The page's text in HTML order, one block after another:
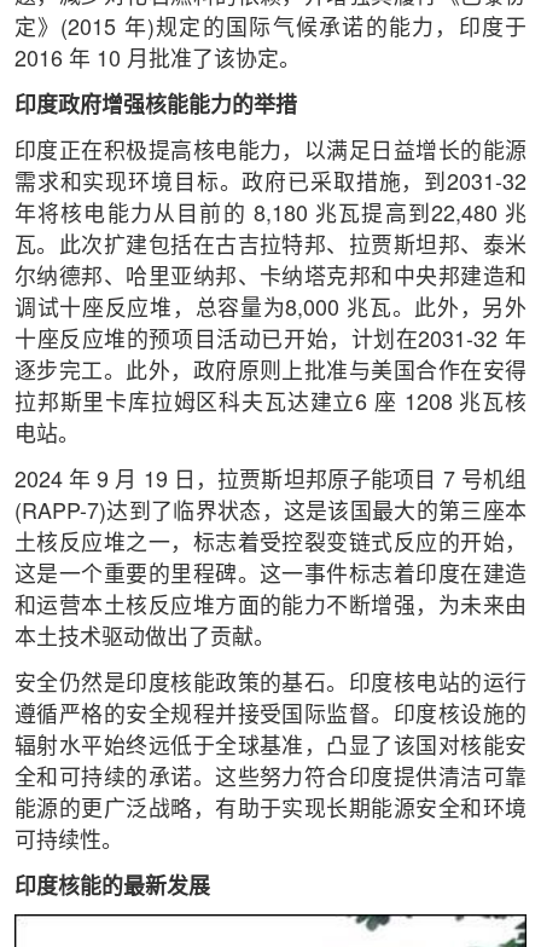
定》(2015 年)规定的国际气候承诺的能力，印度于
2016 年 10 月批准了该协定。
印度政府增强核能能力的举措
印度正在积极提高核电能力，以满足日益增长的能源
需求和实现环境目标。政府已采取措施，到2031-32
年将核电能力从目前的 8,180 兆瓦提高到22,480 兆
瓦。此次扩建包括在古吉拉特邦、拉贾斯坦邦、泰米
尔纳德邦、哈里亚纳邦、卡纳塔克邦和中央邦建造和
调试十座反应堆，总容量为8,000 兆瓦。此外，另外
十座反应堆的预项目活动已开始，计划在2031-32 年
逐步完工。此外，政府原则上批准与美国合作在安得
拉邦斯里卡库拉姆区科夫瓦达建立6 座 1208 兆瓦核
电站。
2024 年 9 月 19 日，拉贾斯坦邦原子能项目 7 号机组
(RAPP-7)达到了临界状态，这是该国最大的第三座本
土核反应堆之一，标志着受控裂变链式反应的开始，
这是一个重要的里程碑。这一事件标志着印度在建造
和运营本土核反应堆方面的能力不断增强，为未来由
本土技术驱动做出了贡献。
安全仍然是印度核能政策的基石。印度核电站的运行
遵循严格的安全规程并接受国际监督。印度核设施的
辐射水平始终远低于全球基准，凸显了该国对核能安
全和可持续的承诺。这些努力符合印度提供清洁可靠
能源的更广泛战略，有助于实现长期能源安全和环境
可持续性。
印度核能的最新发展